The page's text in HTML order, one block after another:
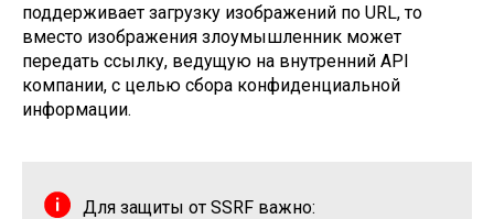
поддерживает загрузку изображений по URL, то
вместо изображения злоумышленник может
передать ссылку, ведущую на внутренний API
компании, с целью сбора конфиденциальной
информации.
Для защиты от SSRF важно: